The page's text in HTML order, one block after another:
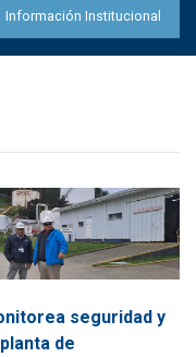
Información Institucional
seguridad y
de